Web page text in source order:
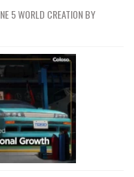
5 WORLD CREATION BY